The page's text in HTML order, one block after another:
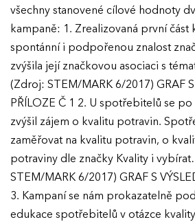
všechny stanovené cílové hodnoty
kampaně: 1. Zrealizovaná první část
spontánní i podpořenou znalost
zvýšila její značkovou asociaci s
(Zdroj: STEM/MARK 6/2017) GRAF S
PŘÍLOZE Č 1 2. U spotřebitelů se
zvýšil zájem o kvalitu potravin.
zaměřovat na kvalitu potravin, o
potraviny dle značky Kvality i
STEM/MARK 6/2017) GRAF S
3. Kampaní se nám prokazatelně
edukace spotřebitelů v otázce